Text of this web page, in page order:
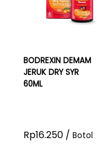
BODREXIN DEMAM
JERUK DRY SYR
60ML
Rp16.250 / Botol